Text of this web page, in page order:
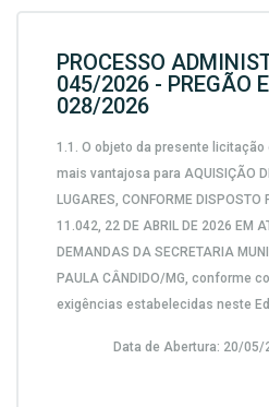
PROCESSO
045/2026 - PREGÃO
028/2026
1.1. O objeto da presente
mais vantajosa para AQUISIÇÃO
LUGARES, CONFORME DISPOSTO
11.042, 22 DE ABRIL DE 2026 EM
DEMANDAS DA SECRETARIA
PAULA CÂNDIDO/MG, conforme
exigências estabelecidas neste
Data de Abertura: 20/05/